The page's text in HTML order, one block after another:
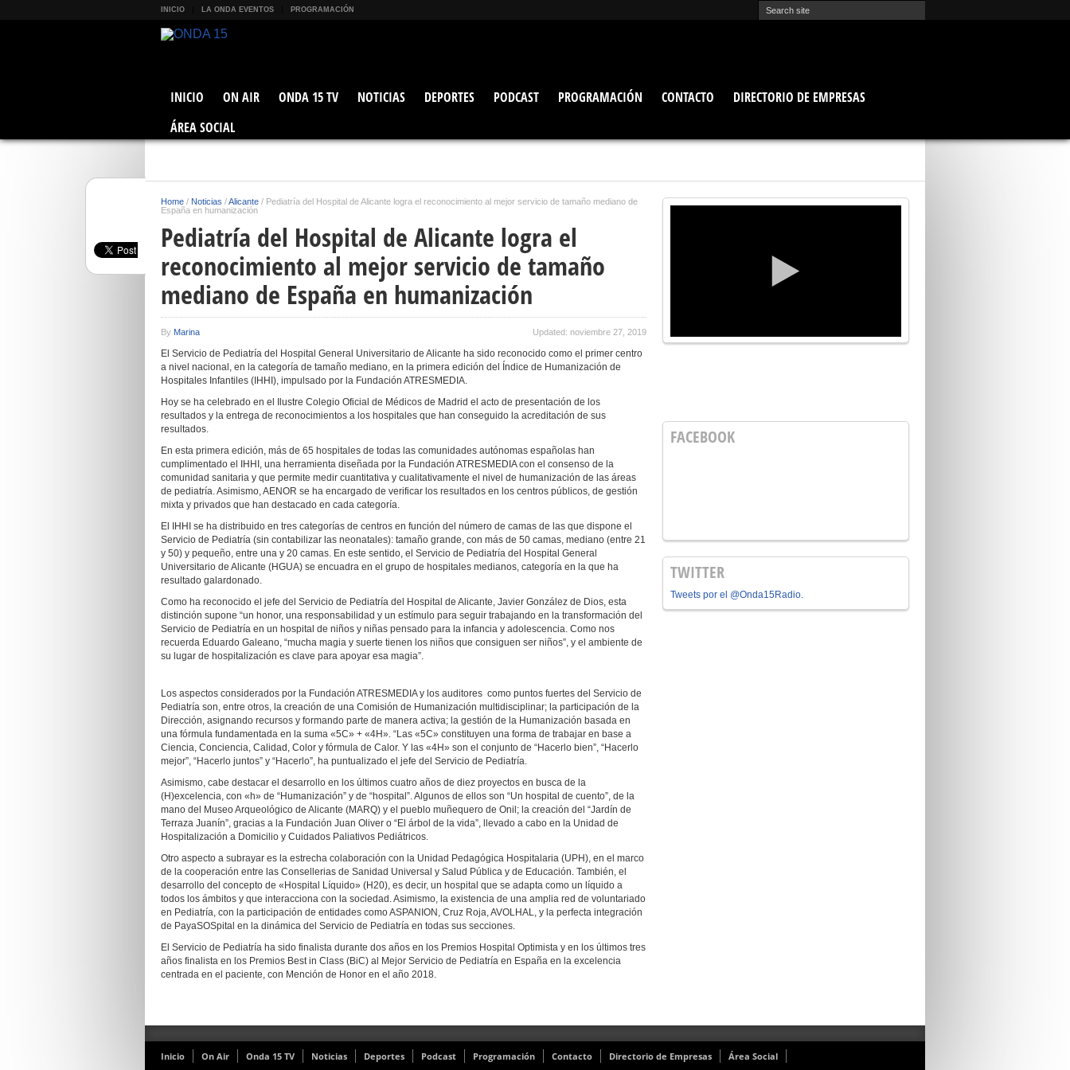
INICIO LA ONDA EVENTOS PROGRAMACIÓN
INICIO ON AIR ONDA 15 TV NOTICIAS DEPORTES PODCAST PROGRAMACIÓN CONTACTO
DIRECTORIO DE EMPRESAS
ÁREA SOCIAL
Home / Noticias /Alicante / Pediatría del Hospital de Alicante logra el reconocimiento al mejor servicio de tamaño mediano de
España en humanización
Pediatría del Hospital de Alicante logra el
reconocimiento al mejor servicio de tamaño
mediano de España en humanización
By Marina Updated: noviembre 27, 2019
El Servicio de Pediatría del Hospital General Universitario de Alicante ha sido reconocido como el primer centro
a nivel nacional, en la categoría de tamaño mediano, en la primera edición del Índice de Humanización de
Hospitales Infantiles (IHHI), impulsado por la Fundación ATRESMEDIA.
Hoy se ha celebrado en el Ilustre Colegio Oficial de Médicos de Madrid el acto de presentación de los
resultados y la entrega de reconocimientos a los hospitales que han conseguido la acreditación de sus
resultados.
En esta primera edición, más de 65 hospitales de todas las comunidades autónomas españolas han
cumplimentado el IHHI, una herramienta diseñada por la Fundación ATRESMEDIA con el consenso de la
comunidad sanitaria y que permite medir cuantitativa y cualitativamente el nivel de humanización de las áreas
de pediatría. Asimismo, AENOR se ha encargado de verificar los resultados en los centros públicos, de gestión
mixta y privados que han destacado en cada categoría.
El IHHI se ha distribuido en tres categorías de centros en función del número de camas de las que dispone el
Servicio de Pediatría (sin contabilizar las neonatales): tamaño grande, con más de 50 camas, mediano (entre 21
y 50) y pequeño, entre una y 20 camas. En este sentido, el Servicio de Pediatría del Hospital General
Universitario de Alicante (HGUA) se encuadra en el grupo de hospitales medianos, categoría en la que ha
resultado galardonado.
Como ha reconocido el jefe del Servicio de Pediatría del Hospital de Alicante, Javier González de Dios, esta
distinción supone “un honor, una responsabilidad y un estímulo para seguir trabajando en la transformación del
Servicio de Pediatría en un hospital de niños y niñas pensado para la infancia y adolescencia. Como nos
recuerda Eduardo Galeano, “mucha magia y suerte tienen los niños que consiguen ser niños”, y el ambiente de
su lugar de hospitalización es clave para apoyar esa magia”.
Los aspectos considerados por la Fundación ATRESMEDIA y los auditores como puntos fuertes del Servicio de
Pediatría son, entre otros, la creación de una Comisión de Humanización multidisciplinar; la participación de la
Dirección, asignando recursos y formando parte de manera activa; la gestión de la Humanización basada en
una fórmula fundamentada en la suma «5C» + «4H». “Las «5C» constituyen una forma de trabajar en base a
Ciencia, Conciencia, Calidad, Color y fórmula de Calor. Y las «4H» son el conjunto de “Hacerlo bien”, “Hacerlo
mejor”, “Hacerlo juntos” y “Hacerlo”, ha puntualizado el jefe del Servicio de Pediatría.
Asimismo, cabe destacar el desarrollo en los últimos cuatro años de diez proyectos en busca de la
(H)excelencia, con «h» de “Humanización” y de “hospital”. Algunos de ellos son “Un hospital de cuento”, de la
mano del Museo Arqueológico de Alicante (MARQ) y el pueblo muñequero de Onil; la creación del “Jardín de
Terraza Juanín”, gracias a la Fundación Juan Oliver o “El árbol de la vida”, llevado a cabo en la Unidad de
Hospitalización a Domicilio y Cuidados Paliativos Pediátricos.
Otro aspecto a subrayar es la estrecha colaboración con la Unidad Pedagógica Hospitalaria (UPH), en el marco
de la cooperación entre las Consellerias de Sanidad Universal y Salud Pública y de Educación. También, el
desarrollo del concepto de «Hospital Líquido» (H20), es decir, un hospital que se adapta como un líquido a
todos los ámbitos y que interacciona con la sociedad. Asimismo, la existencia de una amplia red de voluntariado
en Pediatría, con la participación de entidades como ASPANION, Cruz Roja, AVOLHAL, y la perfecta integración
de PayaSOSpital en la dinámica del Servicio de Pediatría en todas sus secciones.
El Servicio de Pediatría ha sido finalista durante dos años en los Premios Hospital Optimista y en los últimos tres
años finalista en los Premios Best in Class (BiC) al Mejor Servicio de Pediatría en España en la excelencia
centrada en el paciente, con Mención de Honor en el año 2018.
FACEBOOK
TWITTER
Tweets por el @Onda15Radio.
Inicio On Air Onda 15 TV Noticias Deportes Podcast Programación Contacto Directorio de Empresas Área Social